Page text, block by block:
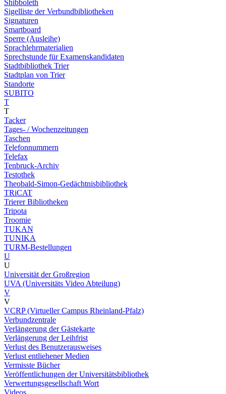
Shibboleth
Sigelliste der Verbundbibliotheken
Signaturen
Smartboard
Sperre (Ausleihe)
Sprachlehrmaterialien
Sprechstunde für Examenskandidaten
Stadtbibliothek Trier
Stadtplan von Trier
Standorte
SUBITO
T
T
Tacker
Tages- / Wochenzeitungen
Taschen
Telefonnummern
Telefax
Tenbruck-Archiv
Testothek
Theobald-Simon-Gedächtnisbibliothek
TRiCAT
Trierer Bibliotheken
Tripota
Troomie
TUKAN
TUNIKA
TURM-Bestellungen
U
U
Universität der Großregion
UVA (Universitäts Video Abteilung)
V
V
VCRP (Virtueller Campus Rheinland-Pfalz)
Verbundzentrale
Verlängerung der Gästekarte
Verlängerung der Leihfrist
Verlust des Benutzerausweises
Verlust entliehener Medien
Vermisste Bücher
Veröffentlichungen der Universitätsbibliothek
Verwertungsgesellschaft Wort
Videos